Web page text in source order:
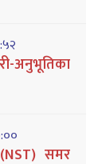
अनुभूतिका
समर